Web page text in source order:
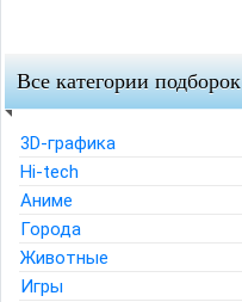
Все категории подборок
3D-графика
Hi-tech
Аниме
Города
Животные
Игры